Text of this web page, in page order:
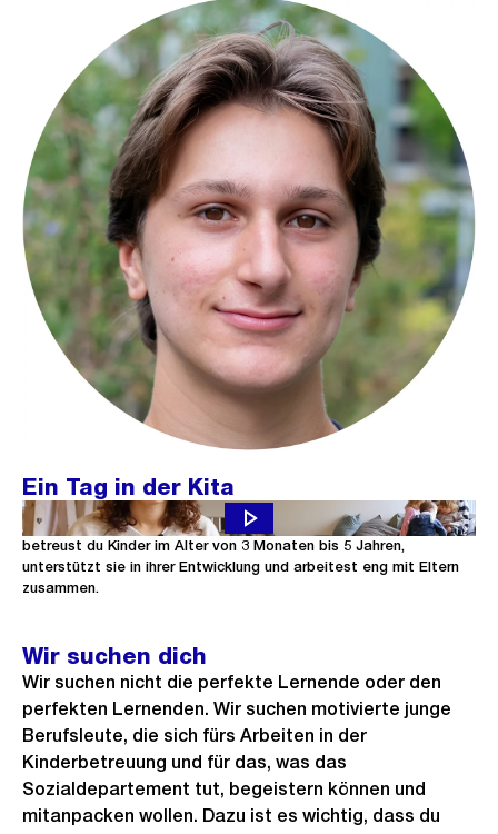
Ein Tag in der Kita
Erlebe einen abwechslungsreichen Tag in einer unserer Kitas. Hier
betreust du Kinder im Alter von 3 Monaten bis 5 Jahren,
unterstützt sie in ihrer Entwicklung und arbeitest eng mit Eltern
zusammen.
Wir suchen dich
Wir suchen nicht die perfekte Lernende oder den
perfekten Lernenden. Wir suchen motivierte junge
Berufsleute, die sich fürs Arbeiten in der
Kinderbetreuung und für das, was das
Sozialdepartement tut, begeistern können und
mitanpacken wollen. Dazu ist es wichtig, dass du